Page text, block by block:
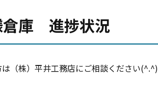
庫 進捗状況
（株）平井工務店にご相談ください(^.^)